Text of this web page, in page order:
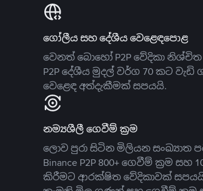
ගෝලීය සහ දේශීය වෙළෙඳපොළ
වෙනත් බොහෝ P2P වේදිකා
P2P දේශීය මුදල් වර්ග 70 කට
වෙළෙඳ අත්දැකීමක් සපයයි.
නම්‍යශීලී ගෙවීම් ක්‍රම
ලොව පුරා සිටින මිලියන සංඛ්‍යාත
Binance P2P 800+ ගෙවීම් ක්‍රම
කිරීමට ආරක්ෂිත වේදිකාවක්